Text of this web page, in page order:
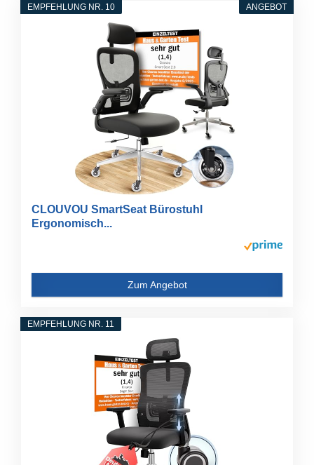
ANGEBOT
EMPFEHLUNG NR. 10
CLOUVOU SmartSeat Bürostuhl
Ergonomisch...
Zum Angebot
EMPFEHLUNG NR. 11